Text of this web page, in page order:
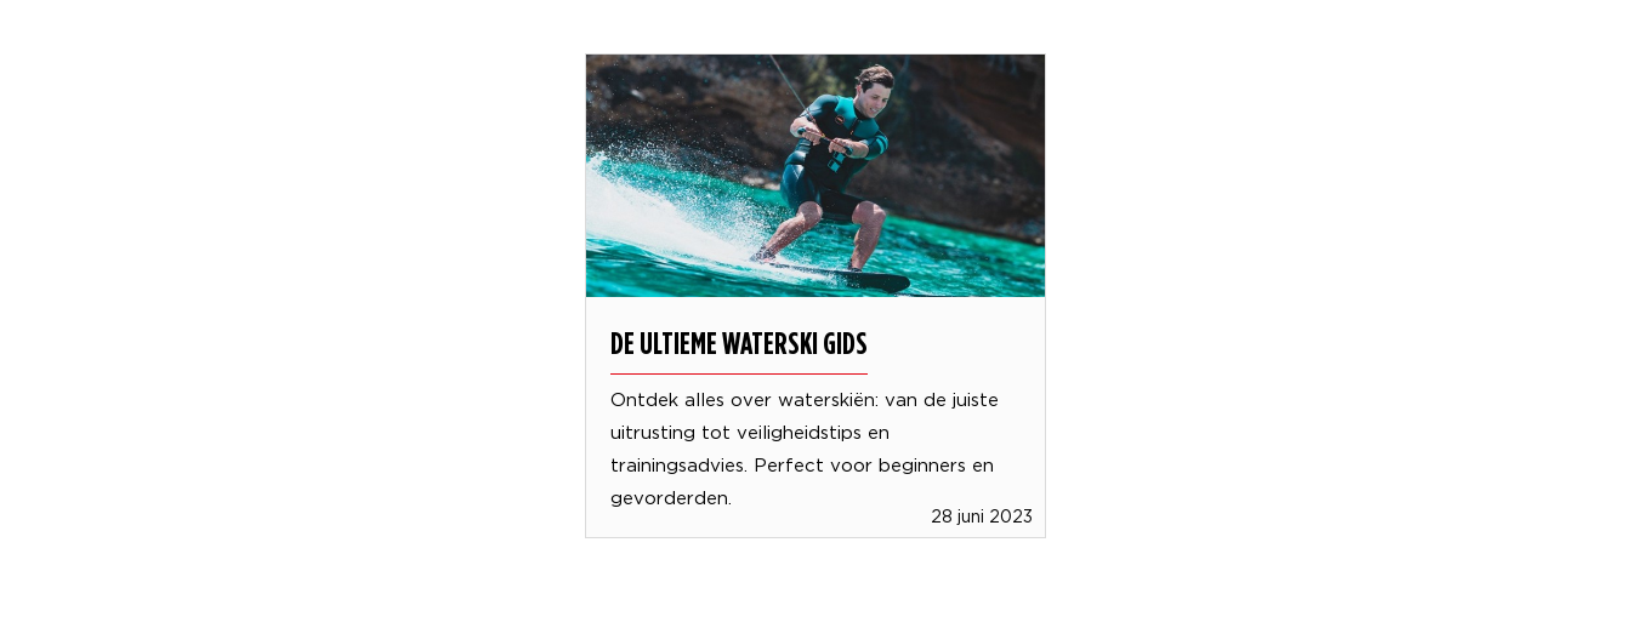
DE ULTIEME WATERSKI GIDS
Ontdek alles over waterskiën: van de juiste
uitrusting tot veiligheidstips en
trainingsadvies. Perfect voor beginners en
gevorderden.
28 juni 2023